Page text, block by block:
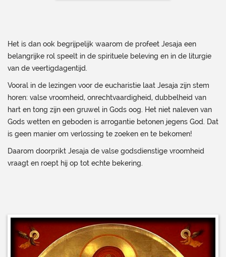
Het is dan ook begrijpelijk waarom de profeet Jesaja een
belangrijke rol speelt in de spirituele beleving en in de liturgie
van de veertigdagentijd.
Vooral in de lezingen voor de eucharistie laat Jesaja zijn stem
horen: valse vroomheid, onrechtvaardigheid, dubbelheid van
hart en tong zijn een gruwel in Gods oog. Het niet naleven van
Gods wetten en geboden is arrogantie betonen jegens God. Dat
is geen manier om verlossing te zoeken en te bekomen!
Daarom doorprikt Jesaja de valse godsdienstige vroomheid
vraagt en roept hij op tot echte bekering.